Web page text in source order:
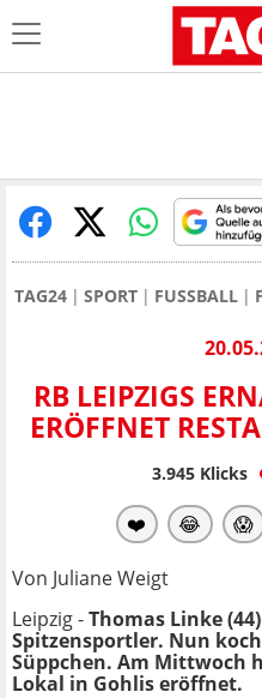
TAG24 SPORT FUSSBALL
RB LEIPZIGS
ERÖFFNET
3.945Klicks
❤️ 😂 😱
Von Juliane Weigt
Leipzig -Thomas Linke
Spitzensportler. Nun
Süppchen. Am Mittwoch
Lokal in Gohlis eröffnet.